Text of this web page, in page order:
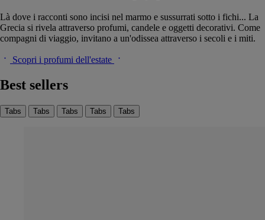
Là dove i racconti sono incisi nel marmo e sussurrati sotto i fichi... La
Grecia si rivela attraverso profumi, candele e oggetti decorativi. Come
compagni di viaggio, invitano a un'odissea attraverso i secoli e i miti.
Scopri i profumi dell'estate
Best sellers
Tabs Tabs Tabs Tabs Tabs